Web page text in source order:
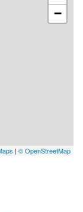
−
| © OpenStreetMap